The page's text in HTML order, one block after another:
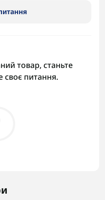
товар, станьте
своє питання.